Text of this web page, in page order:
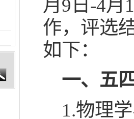
月9日-4月
作，评选
如下：
一、五
1.物理